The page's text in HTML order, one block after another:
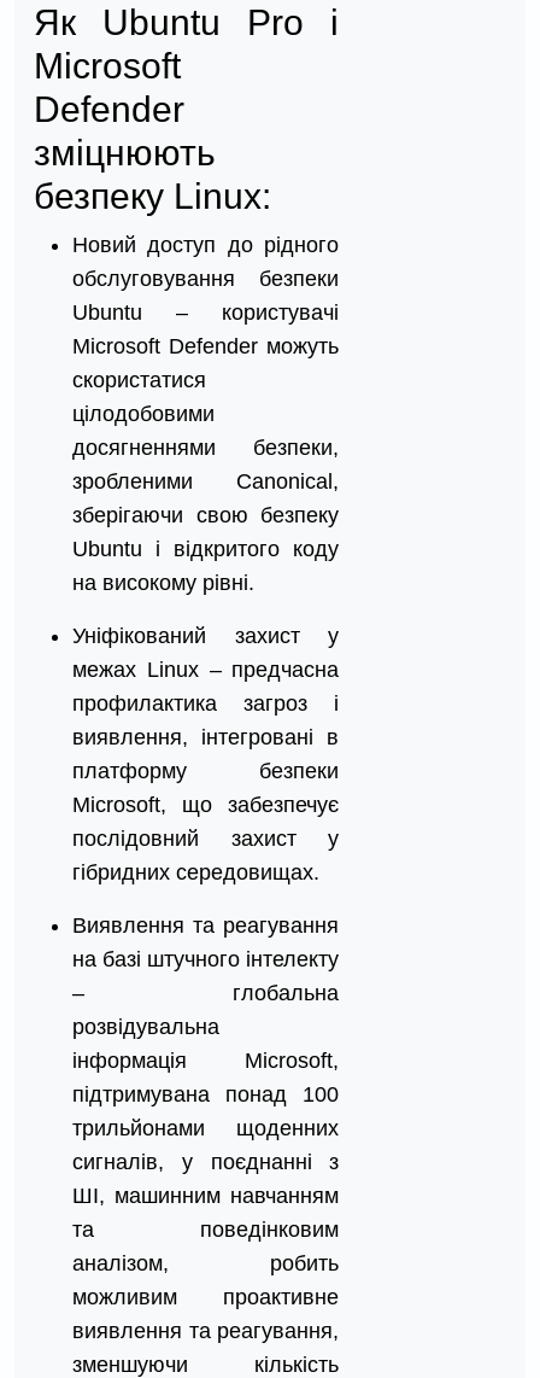
Як Ubuntu Pro і
Microsoft
Defender
зміцнюють
безпеку Linux:
Новий доступ до рідного
обслуговування безпеки
Ubuntu – користувачі
Microsoft Defender можуть
скористатися
цілодобовими
досягненнями безпеки,
зробленими Canonical,
зберігаючи свою безпеку
Ubuntu і відкритого коду
на високому рівні.
Уніфікований захист у
межах Linux – предчасна
профилактика загроз і
виявлення, інтегровані в
платформу безпеки
Microsoft, що забезпечує
послідовний захист у
гібридних середовищах.
Виявлення та реагування
на базі штучного інтелекту
– глобальна
розвідувальна
інформація Microsoft,
підтримувана понад 100
трильйонами щоденних
сигналів, у поєднанні з
ШІ, машинним навчанням
та поведінковим
аналізом, робить
можливим проактивне
виявлення та реагування,
зменшуючи кількість